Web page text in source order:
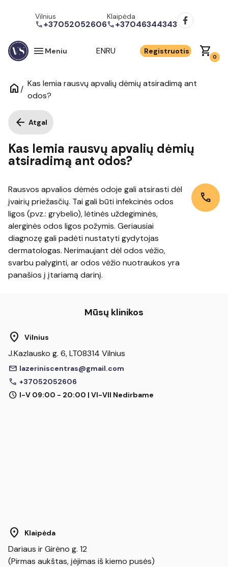
Vilnius
call+37052052606
Klaipėda
call+37046344343
menu Meniu ENRU Registruotis shopping_cart0
home/
Kas lemia rausvų apvalių dėmių atsiradimą ant
odos?
arrow_back Atgal
Kas lemia rausvų apvalių dėmių
atsiradimą ant odos?
Rausvos apvalios dėmės odoje gali atsirasti dėl
įvairių priežasčių. Tai gali būti infekcinės odos
ligos (pvz.: grybelio), lėtinės uždegiminės,
alerginės odos ligos požymis. Geriausiai
diagnozę gali padėti nustatyti gydytojas
dermatologas. Nerimaujant dėl odos vėžio,
svarbu palyginti, ar odos vėžio nuotraukos yra
panašios į įtariamą darinį.
call
Mūsų klinikos
location_on Vilnius
J.Kazlausko g. 6, LT08314 Vilnius
mail lazeriniscentras@gmail.com
call +37052052606
schedule I-V 09:00 - 20:00 | VI-VII Nedirbame
location_on Klaipėda
Dariaus ir Girėno g. 12
(Pirmas aukštas, įėjimas iš kiemo pusės)